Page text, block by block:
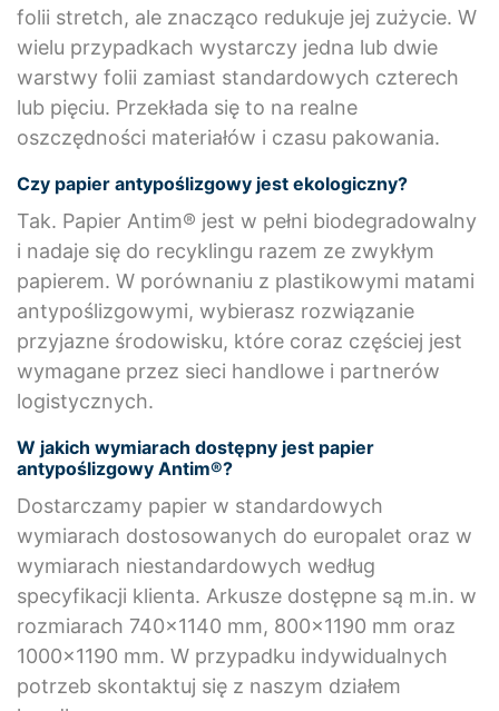
folii stretch, ale znacząco redukuje jej zużycie. W
wielu przypadkach wystarczy jedna lub dwie
warstwy folii zamiast standardowych czterech
lub pięciu. Przekłada się to na realne
oszczędności materiałów i czasu pakowania.
Czy papier antypoślizgowy jest ekologiczny?
Tak. Papier Antim® jest w pełni biodegradowalny
i nadaje się do recyklingu razem ze zwykłym
papierem. W porównaniu z plastikowymi matami
antypoślizgowymi, wybierasz rozwiązanie
przyjazne środowisku, które coraz częściej jest
wymagane przez sieci handlowe i partnerów
logistycznych.
W jakich wymiarach dostępny jest papier
antypoślizgowy Antim®?
Dostarczamy papier w standardowych
wymiarach dostosowanych do europalet oraz w
wymiarach niestandardowych według
specyfikacji klienta. Arkusze dostępne są m.in. w
rozmiarach 740×1140 mm, 800×1190 mm oraz
1000×1190 mm. W przypadku indywidualnych
potrzeb skontaktuj się z naszym działem